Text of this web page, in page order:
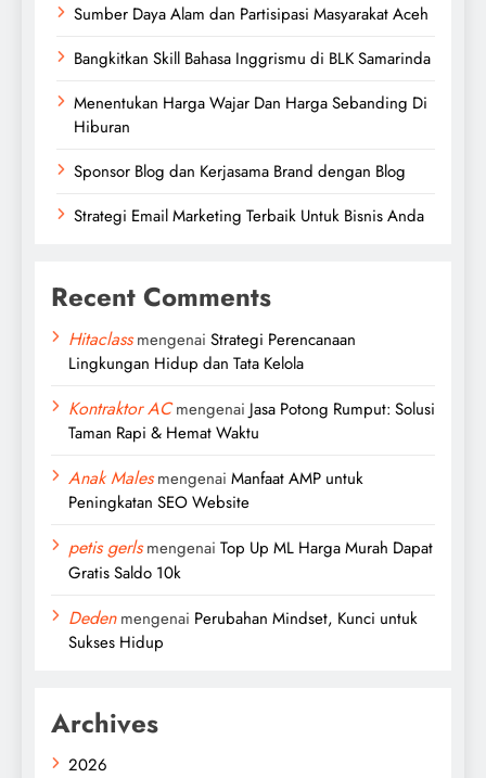
Sumber Daya Alam dan Partisipasi Masyarakat Aceh
Bangkitkan Skill Bahasa Inggrismu di BLK Samarinda
Menentukan Harga Wajar Dan Harga Sebanding Di
Hiburan
Sponsor Blog dan Kerjasama Brand dengan Blog
Strategi Email Marketing Terbaik Untuk Bisnis Anda
Recent Comments
Hitaclassmengenai Strategi Perencanaan
Lingkungan Hidup dan Tata Kelola
Kontraktor ACmengenai Jasa Potong Rumput: Solusi
Taman Rapi & Hemat Waktu
Anak Malesmengenai Manfaat AMP untuk
Peningkatan SEO Website
petis gerlsmengenai Top Up ML Harga Murah Dapat
Gratis Saldo 10k
Dedenmengenai Perubahan Mindset, Kunci untuk
Sukses Hidup
Archives
2026